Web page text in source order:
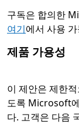
구독은 합의한
여기에서 사용
제품 가용성
이 제안은 제한
도록 Microsoft
다. 고객은 다음